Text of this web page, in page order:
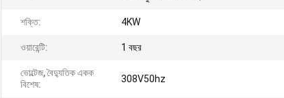
শক্তি: 4KW
ওয়ারেন্টি: 1 বছর
ভোল্টেজ, বৈদ্যুতিক একক
বিশেষ:
308V50hz